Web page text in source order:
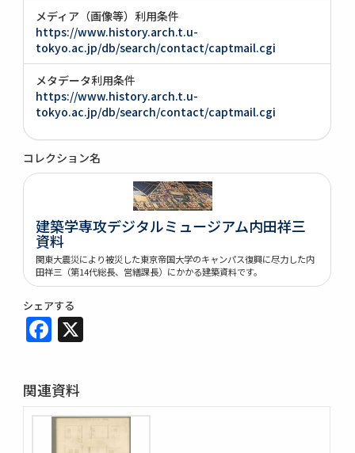
メディア（画像等）利用条件
https://www.history.arch.t.u-
tokyo.ac.jp/db/search/contact/captmail.cgi
メタデータ利用条件
https://www.history.arch.t.u-
tokyo.ac.jp/db/search/contact/captmail.cgi
コレクション名
建築学専攻デジタルミュージアム内田祥三
資料
関東大震災により被災した東京帝国大学のキャンパス復興に尽力した内
田祥三（第14代総長、営繕課長）にかかる建築資料です。
シェアする
Facebook
関連資料